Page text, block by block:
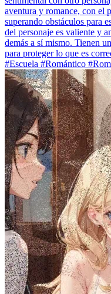
aventura y romance, con el
superando obstáculos para
del personaje es valiente y
demás a sí mismo. Tienen
para proteger lo que es
#Escuela #Romántico